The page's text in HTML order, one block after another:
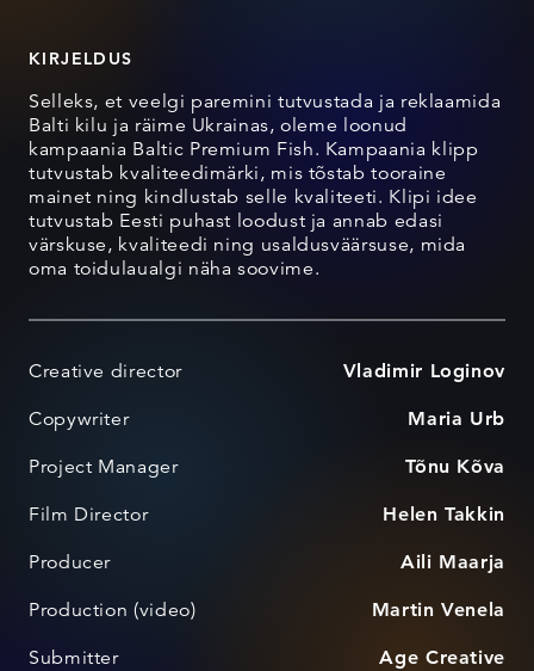
KIRJELDUS
Selleks, et veelgi paremini tutvustada ja reklaamida
Balti kilu ja räime Ukrainas, oleme loonud
kampaania Baltic Premium Fish. Kampaania klipp
tutvustab kvaliteedimärki, mis tõstab tooraine
mainet ning kindlustab selle kvaliteeti. Klipi idee
tutvustab Eesti puhast loodust ja annab edasi
värskuse, kvaliteedi ning usaldusväärsuse, mida
oma toidulaualgi näha soovime.
Creative director Vladimir Loginov
Copywriter Maria Urb
Project Manager Tõnu Kõva
Film Director Helen Takkin
Producer Aili Maarja
Production (video) Martin Venela
Submitter Age Creative